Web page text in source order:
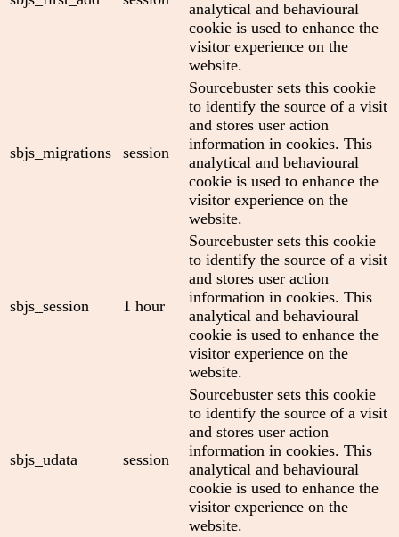
analytical and behavioural
cookie is used to enhance the
visitor experience on the
website.
sbjs_migrations session
Sourcebuster sets this cookie
to identify the source of a visit
and stores user action
information in cookies. This
analytical and behavioural
cookie is used to enhance the
visitor experience on the
website.
sbjs_session 1 hour
Sourcebuster sets this cookie
to identify the source of a visit
and stores user action
information in cookies. This
analytical and behavioural
cookie is used to enhance the
visitor experience on the
website.
sbjs_udata session
Sourcebuster sets this cookie
to identify the source of a visit
and stores user action
information in cookies. This
analytical and behavioural
cookie is used to enhance the
visitor experience on the
website.